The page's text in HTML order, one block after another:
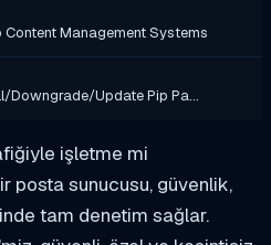
Management Systems
Downgrade/Update Pip Pa…
işletme mi
posta sunucusu, güvenlik,
tam denetim sağlar.